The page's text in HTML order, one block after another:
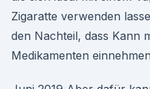
Zigaratte verwenden
den Nachteil, dass Kann
Medikamenten